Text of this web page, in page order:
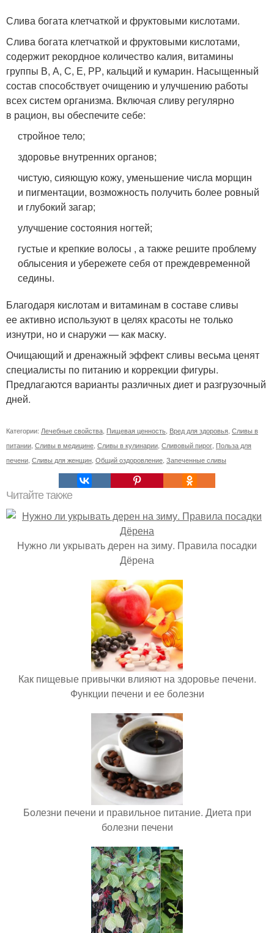
Слива богата клетчаткой и фруктовыми кислотами.
Слива богата клетчаткой и фруктовыми кислотами,
содержит рекордное количество калия, витамины
группы В, А, С, Е, РР, кальций и кумарин. Насыщенный
состав способствует очищению и улучшению работы
всех систем организма. Включая сливу регулярно
в рацион, вы обеспечите себе:
стройное тело;
здоровье внутренних органов;
чистую, сияющую кожу, уменьшение числа морщин
и пигментации, возможность получить более ровный
и глубокий загар;
улучшение состояния ногтей;
густые и крепкие волосы , а также решите проблему
облысения и убережете себя от преждевременной
седины.
Благодаря кислотам и витаминам в составе сливы
ее активно используют в целях красоты не только
изнутри, но и снаружи — как маску.
Очищающий и дренажный эффект сливы весьма ценят
специалисты по питанию и коррекции фигуры.
Предлагаются варианты различных диет и разгрузочный
дней.
Категории: Лечебные свойства Пищевая ценность Вред для здоровья Сливы в
питании Сливы в медицине Сливы в кулинарии Сливовый пирог Польза для
печени Сливы для женщин Общий оздоровление Запеченные сливы
Читайте также
Нужно ли укрывать дерен на зиму. Правила посадки
Дёрена
Как пищевые привычки влияют на здоровье печени.
Функции печени и ее болезни
Болезни печени и правильное питание. Диета при
болезни печени